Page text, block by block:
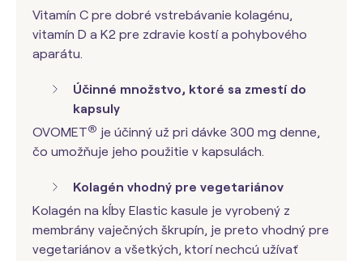
Vitamín C pre dobré vstrebávanie kolagénu,
vitamín D a K2 pre zdravie kostí a pohybového
aparátu.
Účinné množstvo, ktoré sa zmestí do
kapsuly
OVOMET® je účinný už pri dávke 300 mg denne,
čo umožňuje jeho použitie v kapsulách.
Kolagén vhodný pre vegetariánov
Kolagén na kĺby Elastic kasule je vyrobený z
membrány vaječných škrupín, je preto vhodný pre
vegetariánov a všetkých, ktorí nechcú užívať